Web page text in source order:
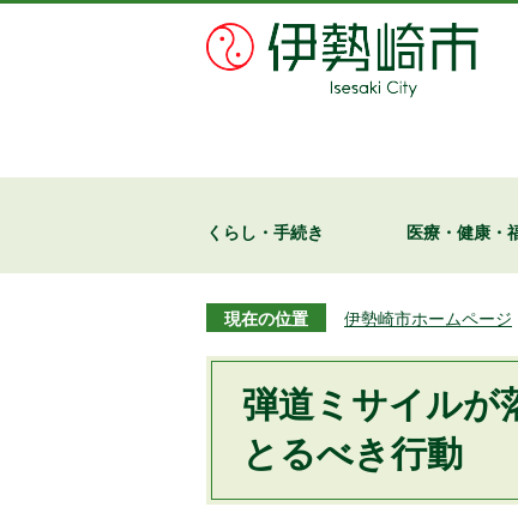
くらし・手続き 医療・健康・
現在の位置 伊勢崎市ホームページ
弾道ミサイルが
とるべき行動